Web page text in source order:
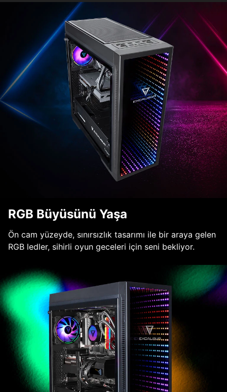
RGB Büyüsünü Yaşa
Ön cam yüzeyde, sınırsızlık tasarımı ile bir araya gelen
RGB ledler, sihirli oyun geceleri için seni bekliyor.